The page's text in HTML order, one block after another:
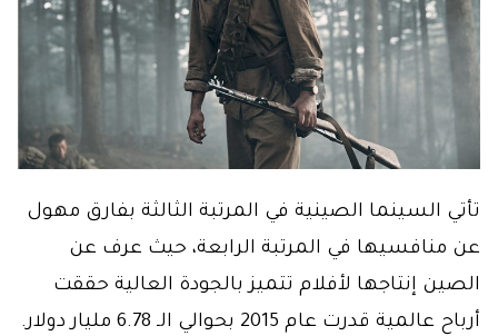
تأتي السينما الصينية في المرتبة الثالثة بفارق مهول
عن منافسيها في المرتبة الرابعة، حيث عرف عن
الصين إنتاجها لأفلام تتميز بالجودة العالية حققت
أرباح عالمية قدرت عام 2015 بحوالي الـ 6.78 مليار دولار.